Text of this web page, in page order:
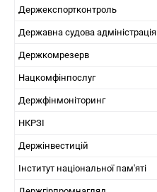
Держекспортконтроль
Державна судова адміністрація
Держкомрезерв
Нацкомфінпослуг
Держфінмоніторинг
НКРЗІ
Держінвестицій
Інститут національної пам'яті